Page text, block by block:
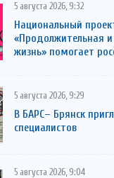
5 августа 2026, 9:32
Национальный
«Продолжительная
жизнь» помогает
5 августа 2026, 9:29
В БАРС– Брянcк
cпециaлистoв
5 августа 2026, 9:04